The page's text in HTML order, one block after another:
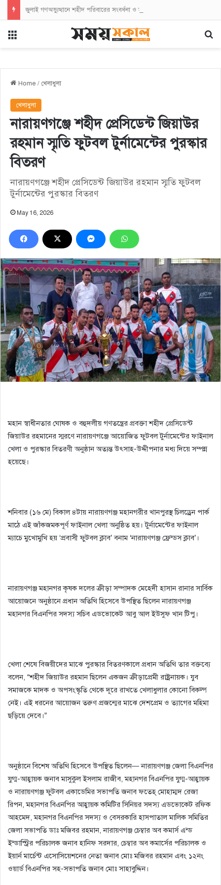
Home / খেলাধুলা
খেলাধুলা
নারায়ণগঞ্জে শহীদ প্রেসিডেন্ট জিয়াউর
রহমান স্মৃতি ফুটবল টুর্নামেন্টের পুরস্কার
বিতরণ
নারায়ণগঞ্জে শহীদ প্রেসিডেন্ট জিয়াউর রহমান স্মৃতি ফুটবল
টুর্নামেন্টের পুরস্কার বিতরণ
May 16, 2026
মহান স্বাধীনতার ঘোষক ও বহুদলীয় গণতন্ত্রের প্রবক্তা শহীদ প্রেসিডেন্ট
জিয়াউর রহমানের স্মরণে নারায়ণগঞ্জে আয়োজিত ফুটবল টুর্নামেন্টের ফাইনাল
খেলা ও পুরস্কার বিতরণী অনুষ্ঠান অত্যন্ত উৎসাহ-উদ্দীপনার মধ্য দিয়ে সম্পন্ন
হয়েছে।
শনিবার (১৬ মে) বিকাল ৪টায় নারায়ণগঞ্জ মহানগরীর খানপুরস্থ চিলড্রেন পার্ক
মাঠে এই জাঁকজমকপূর্ণ ফাইনাল খেলা অনুষ্ঠিত হয়। টুর্নামেন্টের ফাইনাল
ম্যাচে মুখোমুখি হয় ‘প্রবাসী ফুটবল ক্লাব’ বনাম ‘নারায়ণগঞ্জ ফ্রেন্ডস ক্লাব’।
নারায়ণগঞ্জ মহানগর কৃষক দলের ক্রীড়া সম্পাদক মেহেদী হাসান রানার সার্বিক
আয়োজনে অনুষ্ঠানে প্রধান অতিথি হিসেবে উপস্থিত ছিলেন নারায়ণগঞ্জ
মহানগর বিএনপির সদস্য সচিব এডভোকেট আবু আল ইউসুফ খান টিপু।
খেলা শেষে বিজয়ীদের মাঝে পুরস্কার বিতরণকালে প্রধান অতিথি তার বক্তব্যে
বলেন, “শহীদ জিয়াউর রহমান ছিলেন একজন ক্রীড়াপ্রেমী রাষ্ট্রনায়ক। যুব
সমাজকে মাদক ও অপসংস্কৃতি থেকে দূরে রাখতে খেলাধুলার কোনো বিকল্প
নেই। এই ধরনের আয়োজন তরুণ প্রজন্মের মাঝে দেশপ্রেম ও ত্যাগের মহিমা
ছড়িয়ে দেবে।”
অনুষ্ঠানে বিশেষ অতিথি হিসেবে উপস্থিত ছিলেন— নারায়ণগঞ্জ জেলা বিএনপির
যুগ্ম-আহ্বায়ক জনাব মাসুকুল ইসলাম রাজীব, মহানগর বিএনপির যুগ্ম-আহ্বায়ক
ও নারায়ণগঞ্জ ফুটবল একাডেমির সভাপতি জনাব ফতেহ্ মোহাম্মদ রেজা
রিপন, মহানগর বিএনপির আহ্বায়ক কমিটির সিনিয়র সদস্য এডভোকেট রফিক
আহমেদ, মহানগর বিএনপির সদস্য ও বেসরকারি হাসপাতাল মালিক সমিতির
জেলা সভাপতি ডাঃ মজিবর রহমান, নারায়ণগঞ্জ চেম্বার অব কমার্স এন্ড
ইন্ডাস্ট্রির পরিচালক জনাব হানিফ সরদার, চেম্বার অব কমার্সের পরিচালক ও
ইয়ার্ন মার্চেন্ট এসোসিয়েশনের নেতা জনাব মোঃ মজিবর রহমান এবং ১২নং
ওয়ার্ড বিএনপির সহ-সভাপতি জনাব মোঃ সাহাবুদ্দিন।